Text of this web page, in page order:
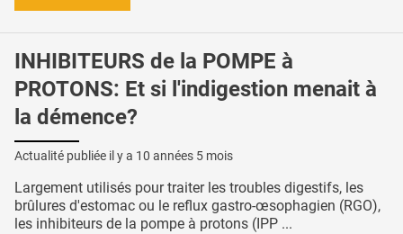
INHIBITEURS de la POMPE à
PROTONS: Et si l'indigestion menait à
la démence?
Actualité publiée il y a 10 années 5 mois
Largement utilisés pour traiter les troubles digestifs, les
brûlures d'estomac ou le reflux gastro-œsophagien (RGO),
les inhibiteurs de la pompe à protons (IPP ...